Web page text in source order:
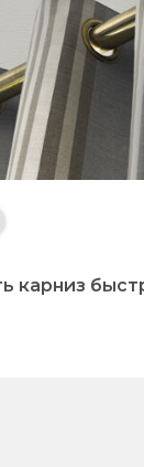
карниз